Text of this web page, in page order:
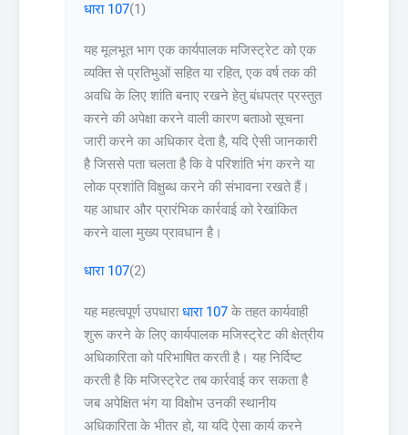
धारा 107(1)
यह मूलभूत भाग एक कार्यपालक मजिस्ट्रेट को एक
व्यक्ति से प्रतिभुओं सहित या रहित, एक वर्ष तक की
अवधि के लिए शांति बनाए रखने हेतु बंधपत्र प्रस्तुत
करने की अपेक्षा करने वाली कारण बताओ सूचना
जारी करने का अधिकार देता है, यदि ऐसी जानकारी
है जिससे पता चलता है कि वे परिशांति भंग करने या
लोक प्रशांति विक्षुब्ध करने की संभावना रखते हैं।
यह आधार और प्रारंभिक कार्रवाई को रेखांकित
करने वाला मुख्य प्रावधान है।
धारा 107(2)
यह महत्वपूर्ण उपधाराधारा 107 के तहत कार्यवाही
शुरू करने के लिए कार्यपालक मजिस्ट्रेट की क्षेत्रीय
अधिकारिता को परिभाषित करती है। यह निर्दिष्ट
करती है कि मजिस्ट्रेट तब कार्रवाई कर सकता है
जब अपेक्षित भंग या विक्षोभ उनकी स्थानीय
अधिकारिता के भीतर हो, या यदि ऐसा कार्य करने